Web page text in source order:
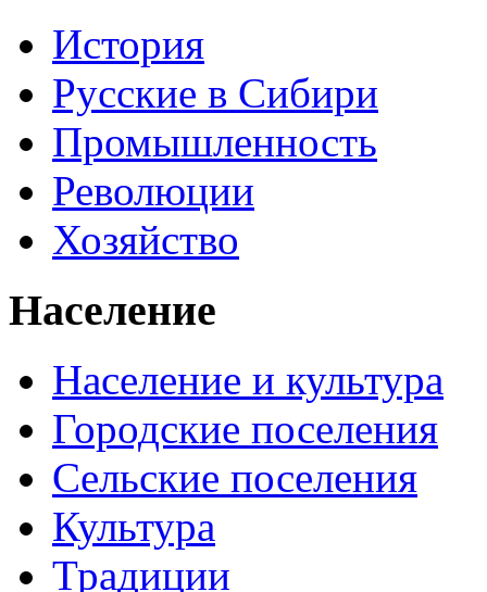
История
Русские в Сибири
Промышленность
Революции
Хозяйство
Население
Население и культура
Городские поселения
Сельские поселения
Культура
Традиции